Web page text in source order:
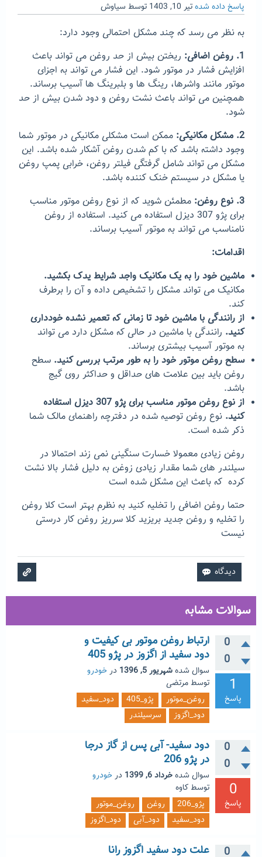
پاسخ داده شدهتیر 10, 1403 توسط سیاوش
به نظر می رسد که چند مشکل احتمالی وجود دارد:
1. روغن اضافی:
ریختن بیش از حد روغن می تواند باعث
افزایش فشار در موتور شود. این فشار می تواند به اجزای
موتور مانند واشرها، رینگ ها و بلبرینگ ها آسیب برساند.
همچنین می تواند باعث نشت روغن و دود شدن بیش از حد
شود.
2. مشکل مکانیکی:
ممکن است مشکلی مکانیکی در موتور شما
وجود داشته باشد که با کم شدن روغن آشکار شده باشد. این
مشکل می تواند شامل گرفتگی فیلتر روغن، خرابی پمپ روغن
یا مشکل در سیستم خنک کننده باشد.
3. نوع روغن:
مطمئن شوید که از نوع روغن موتور مناسب
برای پژو 307 دیزل استفاده می کنید. استفاده از روغن
نامناسب می تواند به موتور آسیب برساند.
اقدامات:
ماشین خود را به یک مکانیک واجد شرایط یدک بکشید.
مکانیک می تواند مشکل را تشخیص داده و آن را برطرف
کند.
از رانندگی با ماشین خود تا زمانی که تعمیر نشده خودداری
کنید. رانندگی با ماشین در حالی که مشکل دارد می تواند
به موتور آسیب بیشتری برساند.
سطح روغن موتور خود را به طور مرتب بررسی کنید. سطح
روغن باید بین علامت های حداقل و حداکثر روی گیج
باشد.
از نوع روغن موتور مناسب برای پژو 307 دیزل استفاده
کنید. نوع روغن توصیه شده در دفترچه راهنمای مالک شما
ذکر شده است.
روغن زیادی معمولا خسارت سنگینی نمی زند احتمالا در
سیلندر های شما مقدار زیادی زوغن به دلیل فشار بالا نشت
کرده که باعث این مشکل شده است
حتما روغن اضافی را تخلیه کنید به نظرم بهتر است کلا روغن
را تخلیه و روغن جدید بریزید کلا سرریز روغن کار درستی
نیست
سوالات مشابه
0
0
1
پاسخ
ارتباط روغن موتور بی کیفیت و
دود سفید از اگزوز در پژو 405
سوال شدهشهریور 5, 1396 درخودرو
توسط مرتضی
روغن_موتور
پژو_405
دود_سفید
دود_اگزوز
سرسیلندر
0
0
0
پاسخ
دود سفید- آبی پس از گاز درجا
در پژو 206
سوال شدهخرداد 6, 1399 درخودرو
توسط کاوه
پژو_206
روغن
روغن_موتور
دود_سفید
دود_آبی دود_اگزوز
0 علت دود سفید اگزوز رانا